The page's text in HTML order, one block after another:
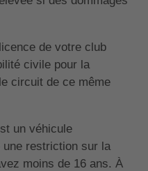
de votre club
civile pour la
circuit de ce même
un véhicule
restriction sur la
moins de 16 ans. À